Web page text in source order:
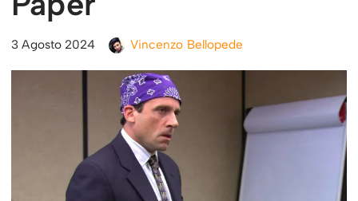
3 Agosto 2024 Vincenzo Bellopede